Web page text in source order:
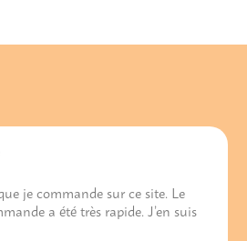
je commande sur ce site. Le
a été très rapide. J’en suis